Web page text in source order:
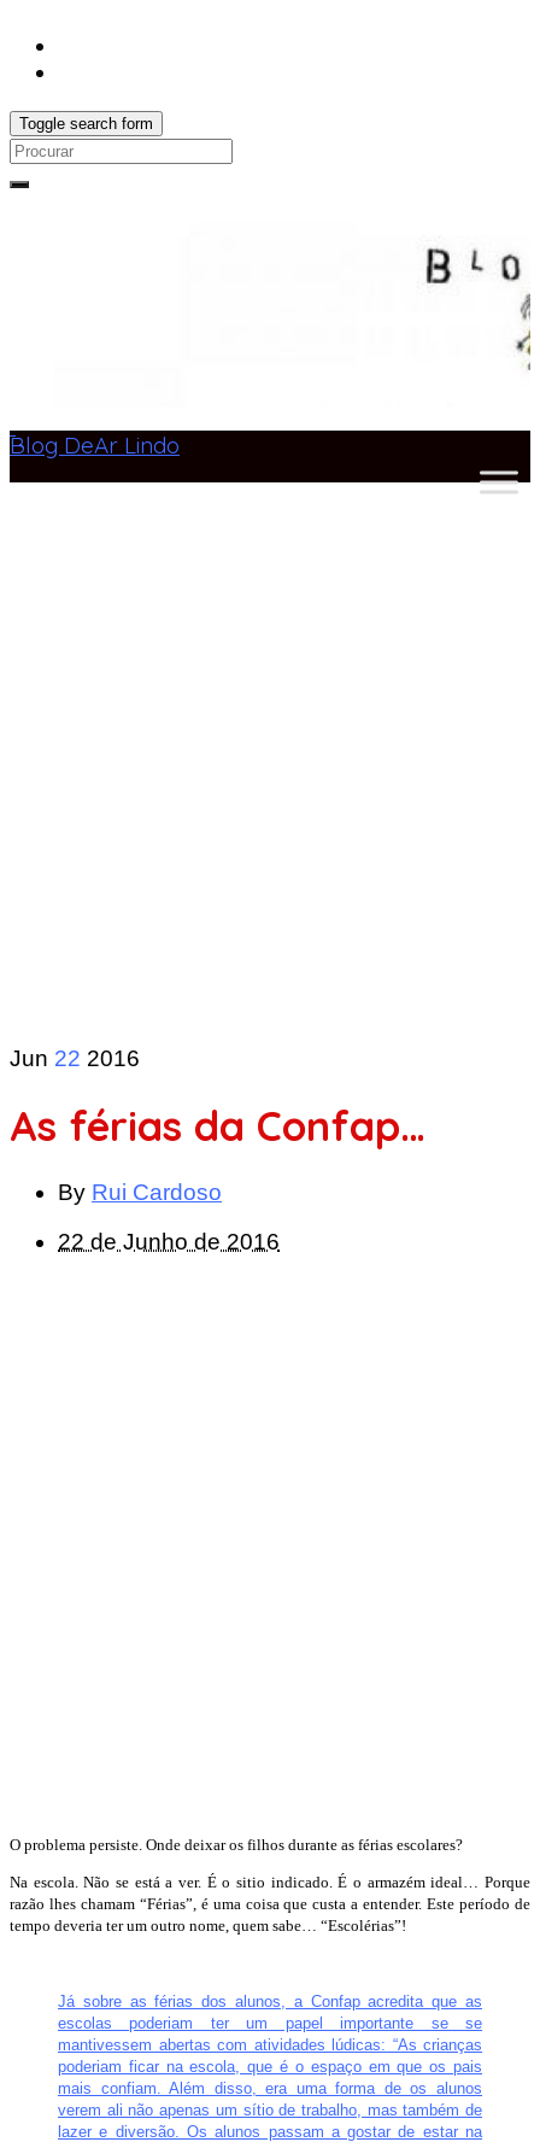
Toggle search form
Search
Blog DeAr Lindo
Jun 22 2016
As férias da Confap…
By Rui Cardoso
22 de Junho de 2016
O problema persiste. Onde deixar os filhos durante as férias escolares?
Na escola. Não se está a ver. É o sitio indicado. É o armazém ideal… Porque
razão lhes chamam “Férias”, é uma coisa que custa a entender. Este período de
tempo deveria ter um outro nome, quem sabe… “Escolérias”!
Já sobre as férias dos alunos, a Confap acredita que as
escolas poderiam ter um papel importante se se
mantivessem abertas com atividades lúdicas: “As crianças
poderiam ficar na escola, que é o espaço em que os pais
mais confiam. Além disso, era uma forma de os alunos
verem ali não apenas um sítio de trabalho, mas também de
lazer e diversão. Os alunos passam a gostar de estar na